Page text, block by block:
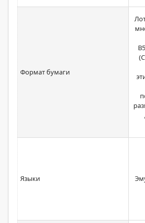
Формат бумаги
Языки